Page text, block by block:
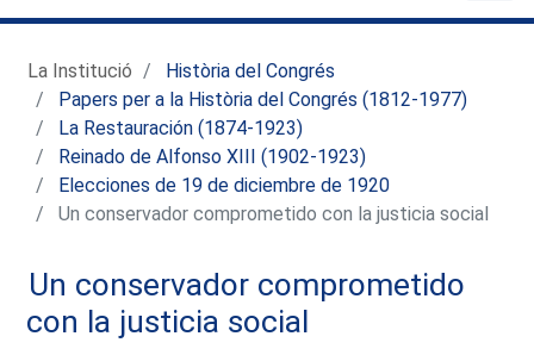
La Institució
Història del Congrés
Papers per a la Història del Congrés (1812-1977)
La Restauración (1874-1923)
Reinado de Alfonso XIII (1902-1923)
Elecciones de 19 de diciembre de 1920
Un conservador comprometido con la justicia social
Un conservador comprometido
con la justicia social